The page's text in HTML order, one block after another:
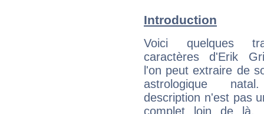
Introduction
Voici quelques
caractères d'Erik
l'on peut extraire de
astrologique
description n'est pas
complet loin de là,